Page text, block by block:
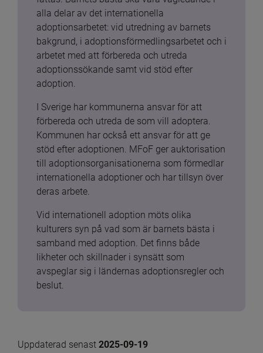
alla delar av det internationella
adoptionsarbetet: vid utredning av barnets
bakgrund, i adoptionsförmedlingsarbetet och i
arbetet med att förbereda och utreda
adoptionssökande samt vid stöd efter
adoption.
I Sverige har kommunerna ansvar för att
förbereda och utreda de som vill adoptera.
Kommunen har också ett ansvar för att ge
stöd efter adoptionen. MFoF ger auktorisation
till adoptionsorganisationerna som förmedlar
internationella adoptioner och har tillsyn över
deras arbete.
Vid internationell adoption möts olika
kulturers syn på vad som är barnets bästa i
samband med adoption. Det finns både
likheter och skillnader i synsätt som
avspeglar sig i ländernas adoptionsregler och
beslut.
Uppdaterad senast 2025-09-19